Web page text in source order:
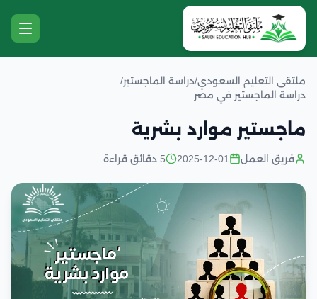
ملتقى التعليم السعودي/دراسة الماجستير/
دراسة الماجستير في مصر
ماجستير موارد بشرية
فريق العمل 2025-12-01 5 دقائق قراءة